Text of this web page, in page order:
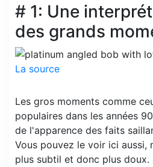
# 1: Une
des grands
La source
Les gros moments comme
populaires dans les années
de l'apparence des faits
Vous pouvez le voir ici aussi,
plus subtil et donc plus doux.